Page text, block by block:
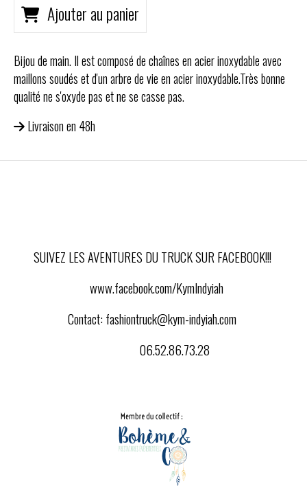
Ajouter au panier
Bijou de main. Il est composé de chaînes en acier inoxydable avec
maillons soudés et d'un arbre de vie en acier inoxydable.Très bonne
qualité ne s'oxyde pas et ne se casse pas.
Livraison en 48h
SUIVEZ LES AVENTURES DU TRUCK SUR FACEBOOK!!!
www.facebook.com/KymIndyiah
Contact:fashiontruck@kym-indyiah.com
06.52.86.73.28